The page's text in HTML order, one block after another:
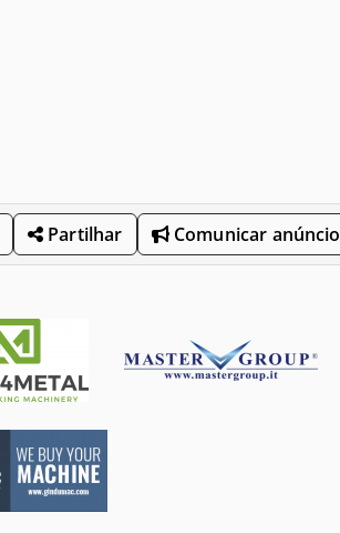
Partilhar Comunicar anúncio